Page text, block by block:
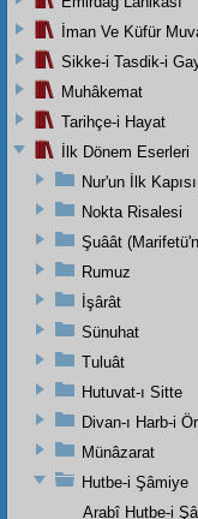
İman Ve Küfür
Sikke-i Tasdik-i
Muhâkemat
Tarihçe-i Hayat
İlk Dönem Eserleri
Nur'un İlk Kapısı
Nokta Risalesi
Şuâât
Rumuz
İşârât
Sünuhat
Tuluât
Hutuvat-ı Sitte
Divan-ı Harb-i
Münâzarat
Hutbe-i Şâmiye
Arabî Hutbe-i